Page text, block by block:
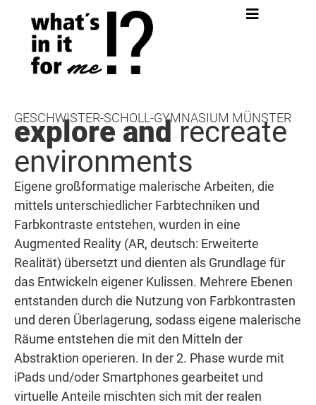
GESCHWISTER-SCHOLL-GYMNASIUM MÜNSTER
explore andrecreate
environments
Eigene großformatige malerische Arbeiten, die
mittels unterschiedlicher Farbtechniken und
Farbkontraste entstehen, wurden in eine
Augmented Reality (AR, deutsch: Erweiterte
Realität) übersetzt und dienten als Grundlage für
das Entwickeln eigener Kulissen. Mehrere Ebenen
entstanden durch die Nutzung von Farbkontrasten
und deren Überlagerung, sodass eigene malerische
Räume entstehen die mit den Mitteln der
Abstraktion operieren. In der 2. Phase wurde mit
iPads und/oder Smartphones gearbeitet und
virtuelle Anteile mischten sich mit der realen